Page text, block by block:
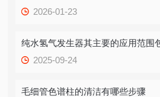
2026-01-23
纯水氢气发生器其主要的应用范围
2025-09-24
毛细管色谱柱的清洁有哪些步骤